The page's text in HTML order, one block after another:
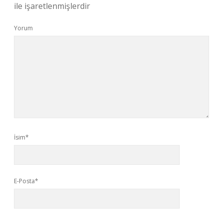
ile işaretlenmişlerdir
Yorum
İsim*
E-Posta*